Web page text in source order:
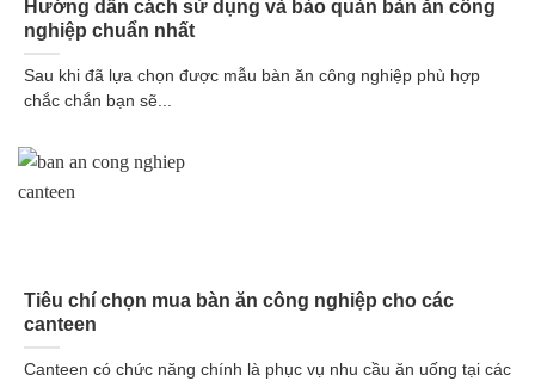
Hướng dẫn cách sử dụng và bảo quản bàn ăn công
nghiệp chuẩn nhất
Sau khi đã lựa chọn được mẫu bàn ăn công nghiệp phù hợp
chắc chắn bạn sẽ...
Tiêu chí chọn mua bàn ăn công nghiệp cho các
canteen
Canteen có chức năng chính là phục vụ nhu cầu ăn uống tại các